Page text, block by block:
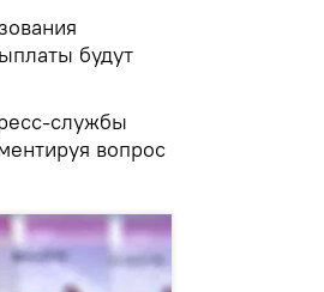
будут
службы
вопрос